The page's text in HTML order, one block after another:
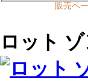
販売ペ
ロット